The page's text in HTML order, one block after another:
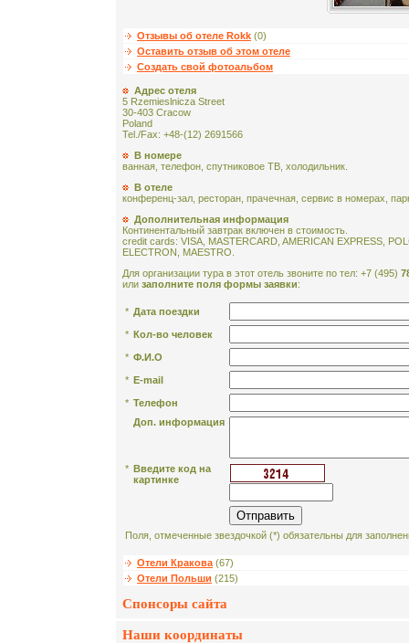
Отзывы об отеле Rokk (0)
Оставить отзыв об этом отеле
Создать свой фотоальбом
Адрес отеля
5 Rzemieslnicza Street
30-403 Cracow
Poland
Tel./Fax: +48-(12) 2691566
В номере
ванная, телефон, спутниковое ТВ, холодильник.
В отеле
конференц-зал, ресторан, прачечная, сервис в номерах,
Дополнительная информация
Континентальный завтрак включен в стоимость.
credit cards: VISA, MASTERCARD, AMERICAN EXPRESS,
ELECTRON, MAESTRO.
Для организации тура в этот отель звоните по тел: +7 (495)
или заполните поля формы заявки:
* Дата поездки
* Кол-во человек
* Ф.И.О
* E-mail
* Телефон
Доп. информация
* Введите код на
картинке
Поля, отмеченные звездочкой (*) обязательны для
Отели Кракова(67)
Отели Польши (215)
Спонсоры сайта
Наши координаты